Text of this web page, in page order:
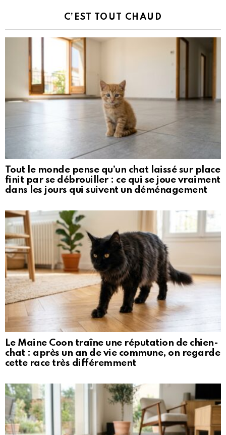
C’EST TOUT CHAUD
Tout le monde pense qu’un chat laissé sur place
finit par se débrouiller : ce qui se joue vraiment
dans les jours qui suivent un déménagement
Le Maine Coon traîne une réputation de chien-
chat : après un an de vie commune, on regarde
cette race très différemment